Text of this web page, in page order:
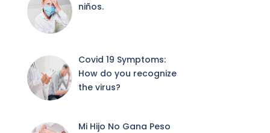
niños.
Covid 19 Symptoms:
How do you recognize
the virus?
Mi Hijo No Gana Peso